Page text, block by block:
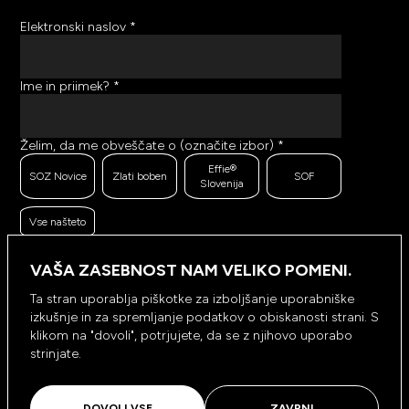
Elektronski naslov *
Ime in priimek? *
SOZ Novice Zlati boben
Effie®
Slovenija
SOF
Vse našteto
Želim, da me obveščate o (označite izbor) *
Da, dovolim
Ne, ne
zanimivo vsebino, bi želeli meriti odzive na poslana
sporočila. Ali nam dovolite, da beležimo, hranimo
prikaze prejetih sporočil ter klike na povezave v
prejetih sporočilih? *
NAROČI SE
VAŠA ZASEBNOST NAM VELIKO POMENI.
Ta stran uporablja piškotke za izboljšanje uporabniške
izkušnje in za spremljanje podatkov o obiskanosti strani. S
klikom na "dovoli", potrjujete, da se z njihovo uporabo
strinjate.